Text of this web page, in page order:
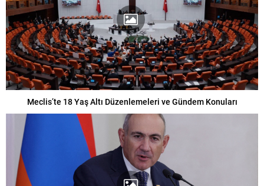
Meclis’te 18 Yaş Altı Düzenlemeleri ve Gündem Konuları